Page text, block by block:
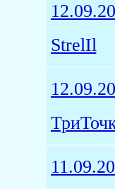
StrelIl